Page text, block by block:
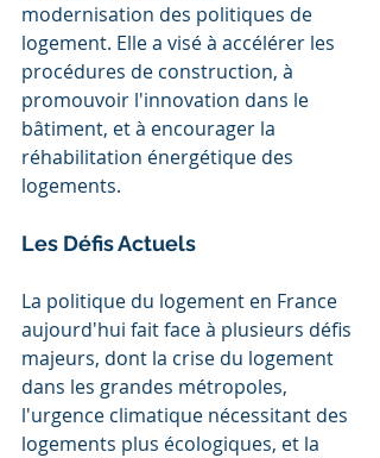
modernisation des politiques de
logement. Elle a visé à accélérer les
procédures de construction, à
promouvoir l'innovation dans le
bâtiment, et à encourager la
réhabilitation énergétique des
logements.
Les Défis Actuels
La politique du logement en France
aujourd'hui fait face à plusieurs défis
majeurs, dont la crise du logement
dans les grandes métropoles,
l'urgence climatique nécessitant des
logements plus écologiques, et la